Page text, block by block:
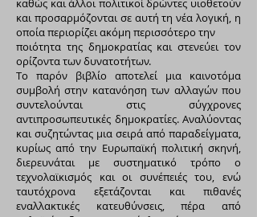
καθώς και άλλοι πολιτικοί δρώντες υιοθετούν
και προσαρμόζονται σε αυτή τη νέα λογική, η
οποία περιορίζει ακόμη περισσότερο την
ποιότητα της δημοκρατίας και στενεύει τον
ορίζοντα των δυνατοτήτων.
Τo παρόν βιβλίο αποτελεί μια καινοτόμα
συμβολή στην κατανόηση των αλλαγών που
συντελούνται στις σύγχρονες
αντιπροσωπευτικές δημοκρατίες. Αναλύοντας
και συζητώντας μια σειρά από παραδείγματα,
κυρίως από την Ευρωπαϊκή πολιτική σκηνή,
διερευνάται με συστηματικό τρόπο ο
τεχνολαϊκισμός και οι συνέπειές του, ενώ
ταυτόχρονα εξετάζονται και πιθανές
εναλλακτικές κατευθύνσεις, πέρα από